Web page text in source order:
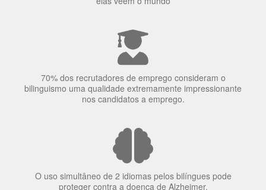
elas veem o mundo
70% dos recrutadores de emprego consideram o
nos candidatos a emprego.